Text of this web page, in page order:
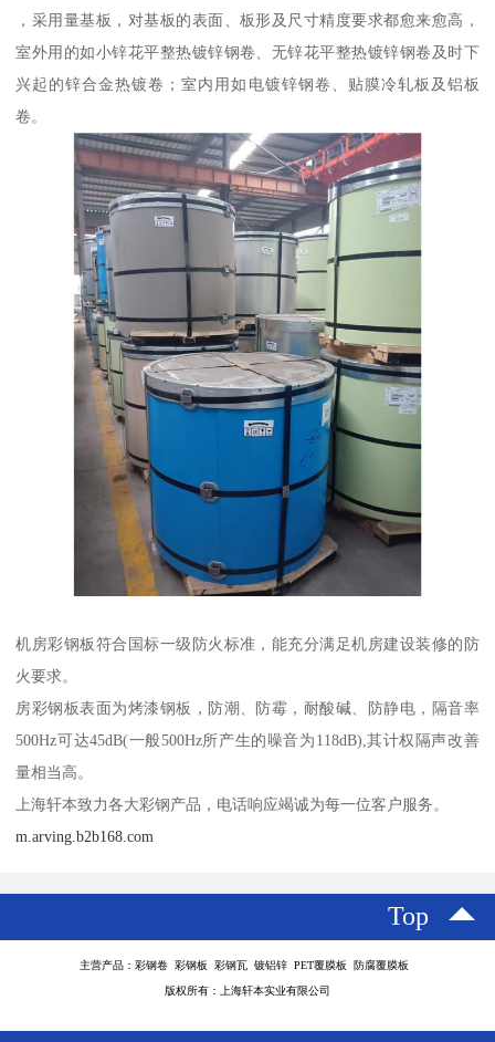
，采用量基板，对基板的表面、板形及尺寸精度要求都愈来愈高，
室外用的如小锌花平整热镀锌钢卷、无锌花平整热镀锌钢卷及时下
兴起的锌合金热镀卷；室内用如电镀锌钢卷、贴膜冷轧板及铝板
卷。
机房彩钢板符合国标一级防火标准，能充分满足机房建设装修的防
火要求。
房彩钢板表面为烤漆钢板，防潮、防霉，耐酸碱、防静电，隔音率
500Hz可达45dB(一般500Hz所产生的噪音为118dB),其计权隔声改善
量相当高。
上海轩本致力各大彩钢产品，电话响应竭诚为每一位客户服务。
m.arving.b2b168.com
Top
主营产品：彩钢卷 彩钢板 彩钢瓦 镀铝锌 PET覆膜板 防腐覆膜板
版权所有：上海轩本实业有限公司